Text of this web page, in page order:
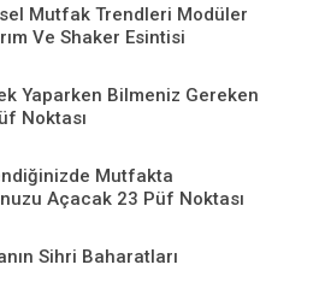
Mutfak Trendleri Modüler
Ve Shaker Esintisi
Yaparken Bilmeniz Gereken
Noktası
Mutfakta
Açacak 23 Püf Noktası
Sihri Baharatları